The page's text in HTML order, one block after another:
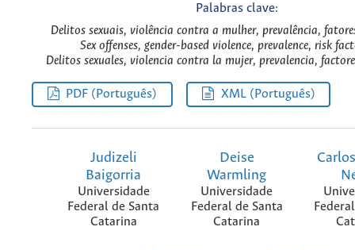
Palabras clave:
Delitos sexuais, violência contra a mulher, prevalência,
Sex offenses, gender-based violence, prevalence, risk
Delitos sexuales, violencia contra la mujer, prevalencia,
PDF (Português) XML (Português)
Judizeli
Baigorria
Universidade
Federal de Santa
Catarina
Deise
Warmling
Universidade
Federal de Santa
Catarina